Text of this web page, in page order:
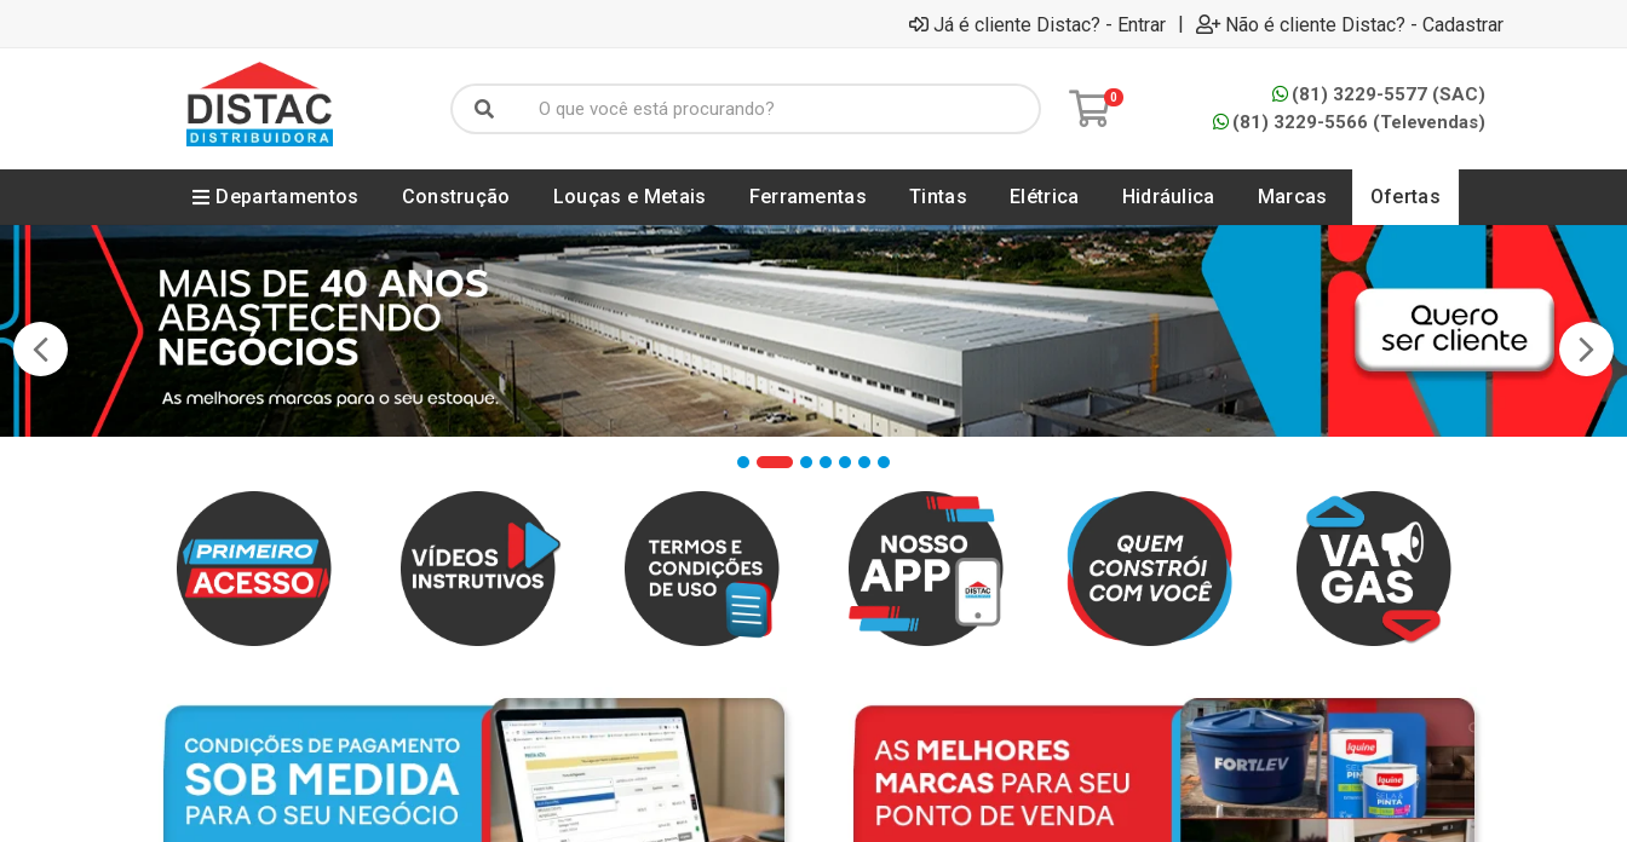
Já é cliente Distac? - Entrar | Não é cliente Distac? - Cadastrar
0
(81) 3229-5577 (SAC)
(81) 3229-5566 (Televendas)
Departamentos Construção Louças e Metais Ferramentas Tintas Elétrica Hidráulica Marcas Ofertas